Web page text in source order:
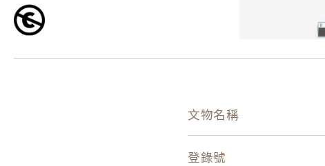
文物名稱
登錄號